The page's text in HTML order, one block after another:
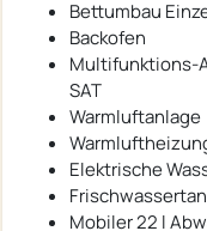
Bettumbau
Backofen
Multifunktions-
SAT
Warmluftanlage
Elektrische
Mobiler 22 l